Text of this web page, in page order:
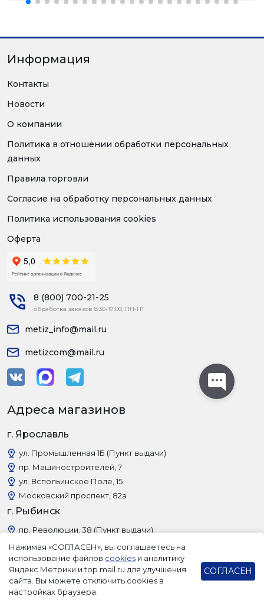
Информация
Контакты
Новости
О компании
Политика в отношении обработки персональных
данных
Правила торговли
Согласие на обработку персональных данных
Политика использования cookies
Оферта
8 (800) 700-21-25
обработка заказов 8:30-17:00, ПН-ПТ
metiz_info@mail.ru
metizcom@mail.ru
Адреса магазинов
г. Ярославль
ул. Промышленная 1Б (Пункт выдачи)
пр. Машиностроителей, 7
ул. Вспольинское Поле, 15
Московский проспект, 82а
г. Рыбинск
пр. Революции, 38 (Пункт выдачи)
Нажимая «СОГЛАСЕН», вы соглашаетесь на
использование файлов cookies и аналитику
Яндекс.Метрики и top.mail.ru для улучшения
сайта. Вы можете отключить cookies в
настройках браузера.
СОГЛАСЕН